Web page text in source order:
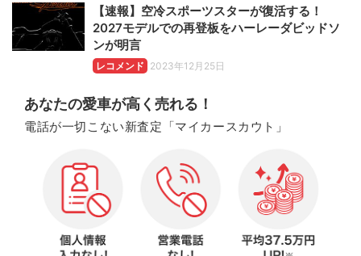
【速報】空冷スポーツスターが復活する！
2027モデルでの再登板をハーレーダビッドソ
ンが明言
レコメンド 2023年12月25日
あなたの愛車が高く売れる！
電話が一切こない新査定「マイカースカウト」